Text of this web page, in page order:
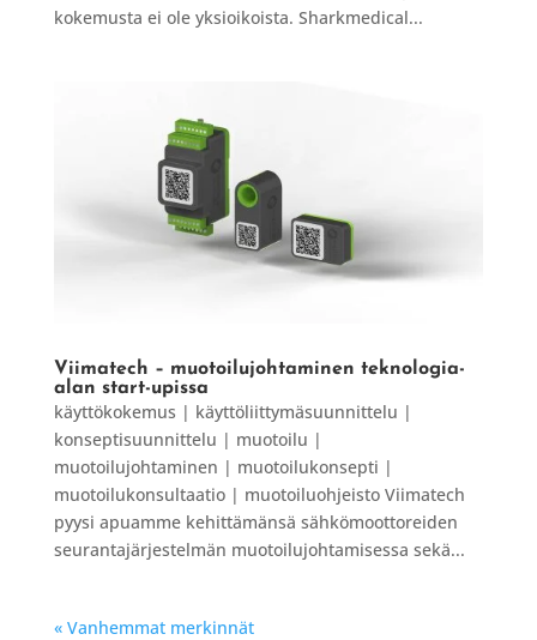
kokemusta ei ole yksioikoista. Sharkmedical...
Viimatech – muotoilujohtaminen teknologia-
alan start-upissa
käyttökokemus | käyttöliittymäsuunnittelu |
konseptisuunnittelu | muotoilu |
muotoilujohtaminen | muotoilukonsepti |
muotoilukonsultaatio | muotoiluohjeisto Viimatech
pyysi apuamme kehittämänsä sähkömoottoreiden
seurantajärjestelmän muotoilujohtamisessa sekä...
« Vanhemmat merkinnät